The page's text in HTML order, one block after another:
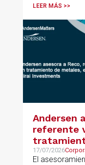
cumplimiento
metodología
riesgos de IA
estrategia
articulada en
LEER MÁS >>
Andersen
referente
su venta a
17/07/2026
El